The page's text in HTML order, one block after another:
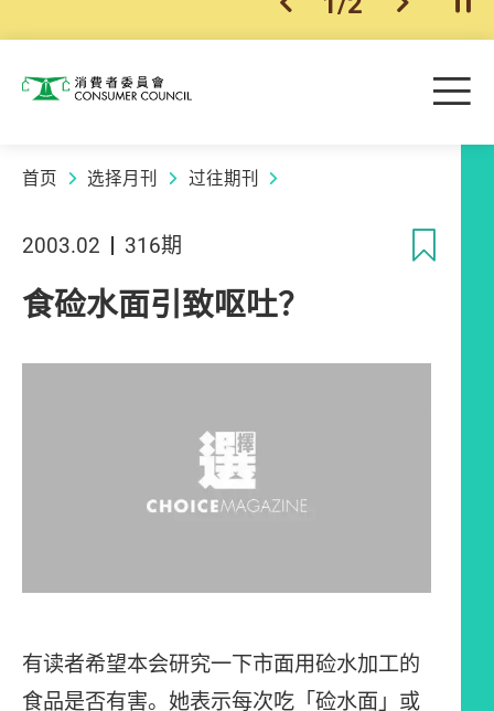
开
消费者委员会 目
首页 选择月刊 过往期刊
2003.02 316期
食硷水面引致呕吐？
有读者希望本会研究一下市面用硷水加工的
食品是否有害。她表示每次吃「硷水面」或